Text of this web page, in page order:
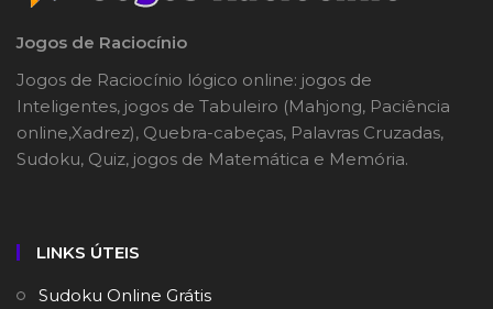
Jogos de Raciocínio
Jogos de Raciocínio lógico online: jogos de
Inteligentes, jogos de Tabuleiro (Mahjong, Paciência
online,Xadrez), Quebra-cabeças, Palavras Cruzadas,
Sudoku, Quiz, jogos de Matemática e Memória.
LINKS ÚTEIS
Sudoku Online Grátis